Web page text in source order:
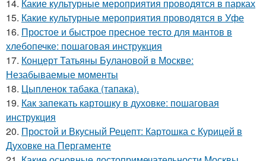
14. Какие культурные мероприятия проводятся в парках
15. Какие культурные мероприятия проводятся в Уфе
16. Простое и быстрое пресное тесто для мантов в
хлебопечке: пошаговая инструкция
17. Концерт Татьяны Булановой в Москве:
Незабываемые моменты
18. Цыпленок табака (тапака).
19. Как запекать картошку в духовке: пошаговая
инструкция
20. Простой и Вкусный Рецепт: Картошка с Курицей в
Духовке на Пергаменте